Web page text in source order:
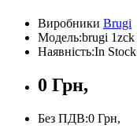
Виробники Brugi
Модель:brugi 1zck
Наявність:In Stock
0 Грн,
Без ПДВ:0 Грн,